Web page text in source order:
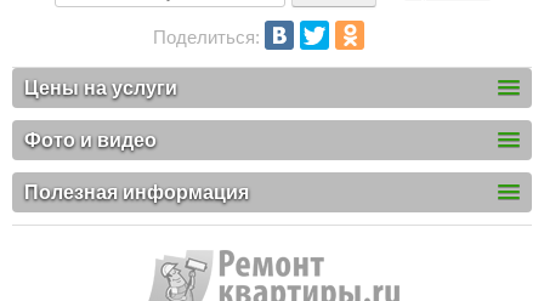
Поделиться:
Цены на услуги
Фото и видео
Полезная информация